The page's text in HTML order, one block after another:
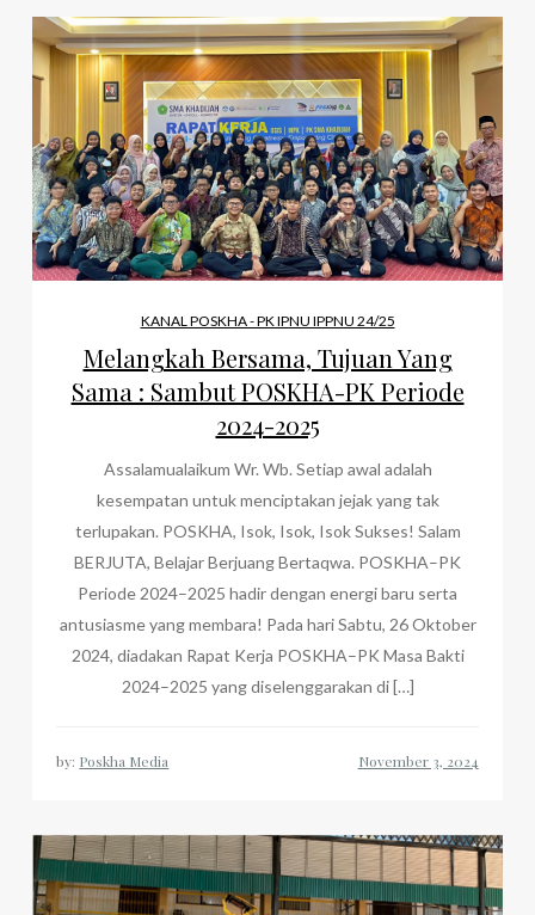
KANAL POSKHA - PK IPNU IPPNU 24/25
Melangkah Bersama, Tujuan Yang
Sama : Sambut POSKHA-PK Periode
2024-2025
Assalamualaikum Wr. Wb. Setiap awal adalah
kesempatan untuk menciptakan jejak yang tak
terlupakan. POSKHA, Isok, Isok, Isok Sukses! Salam
BERJUTA, Belajar Berjuang Bertaqwa. POSKHA–PK
Periode 2024–2025 hadir dengan energi baru serta
antusiasme yang membara! Pada hari Sabtu, 26 Oktober
2024, diadakan Rapat Kerja POSKHA–PK Masa Bakti
2024–2025 yang diselenggarakan di […]
by: Poskha Media